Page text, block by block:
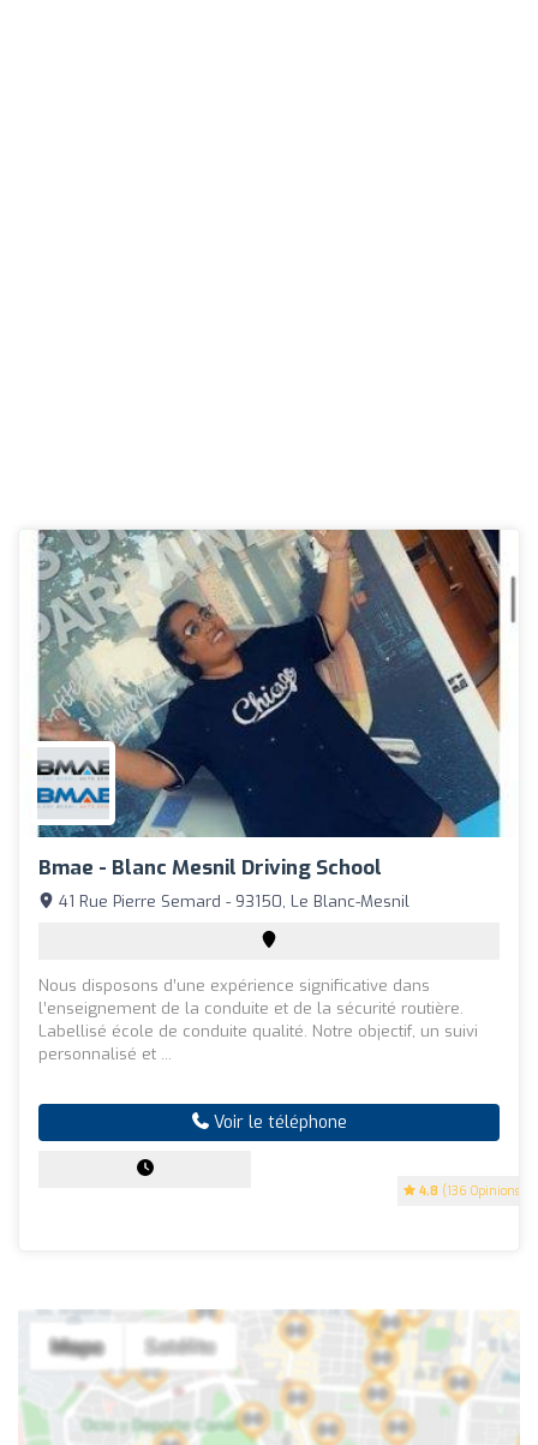
Bmae - Blanc Mesnil Driving School
4.8 (136 Opinions)
41 Rue Pierre Semard - 93150, Le Blanc-Mesnil
Nous disposons d’une expérience significative dans
l’enseignement de la conduite et de la sécurité routière.
Labellisé école de conduite qualité. Notre objectif, un suivi
personnalisé et ...
Voir le téléphone